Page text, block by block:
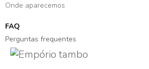
Onde aparecemos
FAQ
Perguntas frequentes